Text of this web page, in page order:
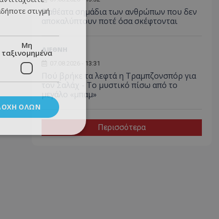
5 αθέατα σημάδια των ανθρώπων που δεν
αποκαλύπτουν ποτέ όσα σκέφτονται
ΔΙΕΘΝΗ
07.08.2026 - 13:31
Πού βρήκε τα λεφτά η Τραμπζονσπόρ για
τον Σαλάχ - Το μυστικό πίσω από το
μεγάλο «μπαμ»
Περισσότερα
στιγμή
Μη
ταξινομημένα
ΌΛΩΝ